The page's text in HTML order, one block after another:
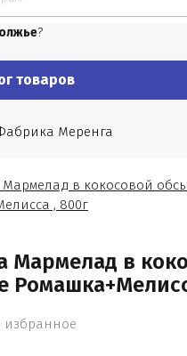
?
товаров
Меренга
Мармелад в
избранное